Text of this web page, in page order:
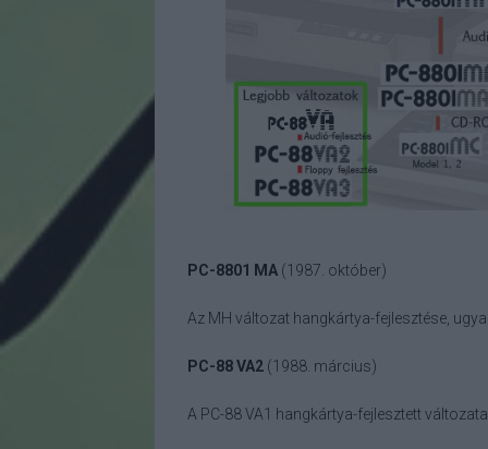
PC-8801 MA (1987. október)
Az MH változat hangkártya-fejlesztése,
PC-88 VA2 (1988. március)
A PC-88 VA1 hangkártya-fejlesztett